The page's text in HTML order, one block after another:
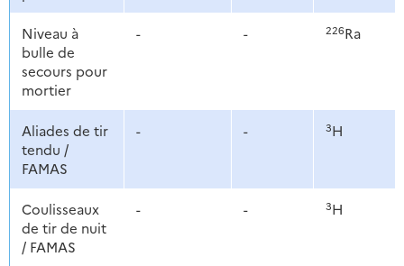
Niveau à
bulle de
secours pour
mortier
- - 226Ra
Aliades de tir
tendu /
FAMAS
- - 3H
Coulisseaux
de tir de nuit
/ FAMAS
- - 3H